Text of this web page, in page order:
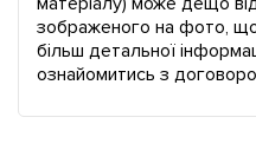
зображеного на фото,
більш детальної
ознайомитись з